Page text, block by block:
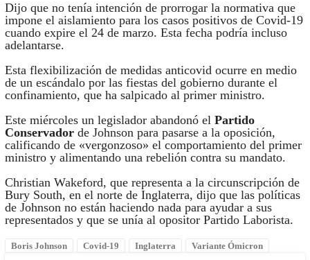
Dijo que no tenía intención de prorrogar la normativa que
impone el aislamiento para los casos positivos de Covid-19
cuando expire el 24 de marzo. Esta fecha podría incluso
adelantarse.
Esta flexibilización de medidas anticovid ocurre en medio
de un escándalo por las fiestas del gobierno durante el
confinamiento, que ha salpicado al primer ministro.
Este miércoles un legislador abandonó el Partido
Conservadorde Johnson para pasarse a la oposición,
calificando de «vergonzoso» el comportamiento del primer
ministro y alimentando una rebelión contra su mandato.
Christian Wakeford, que representa a la circunscripción de
Bury South, en el norte de Inglaterra, dijo que las políticas
de Johnson no están haciendo nada para ayudar a sus
representados y que se unía al opositor Partido Laborista.
Boris Johnson Covid-19 Inglaterra Variante Ómicron